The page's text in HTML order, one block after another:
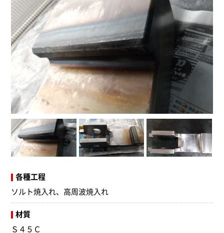
各種工程
ソルト焼入れ、高周波焼入れ
材質
Ｓ４５Ｃ